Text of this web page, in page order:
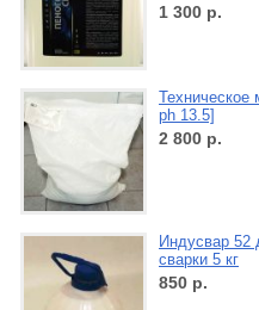
1 300 р.
ph 13.5]
2 800 р.
Индусвар 52
сварки 5 кг
850 р.